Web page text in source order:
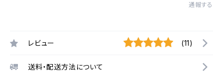
通報する
レビュー (11)
送料・配送方法について